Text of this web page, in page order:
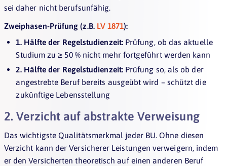
sei daher nicht berufsunfähig.
Zweiphasen-Prüfung (z.B. LV 1871):
1. Hälfte der Regelstudienzeit:Prüfung, ob das aktuelle
Studium zu ≥ 50 % nicht mehr fortgeführt werden kann
2. Hälfte der Regelstudienzeit:Prüfung so, als ob der
angestrebte Beruf bereits ausgeübt wird – schützt die
zukünftige Lebensstellung
2. Verzicht auf abstrakte Verweisung
Das wichtigste Qualitätsmerkmal jeder BU. Ohne diesen
Verzicht kann der Versicherer Leistungen verweigern, indem
er den Versicherten theoretisch auf einen anderen Beruf